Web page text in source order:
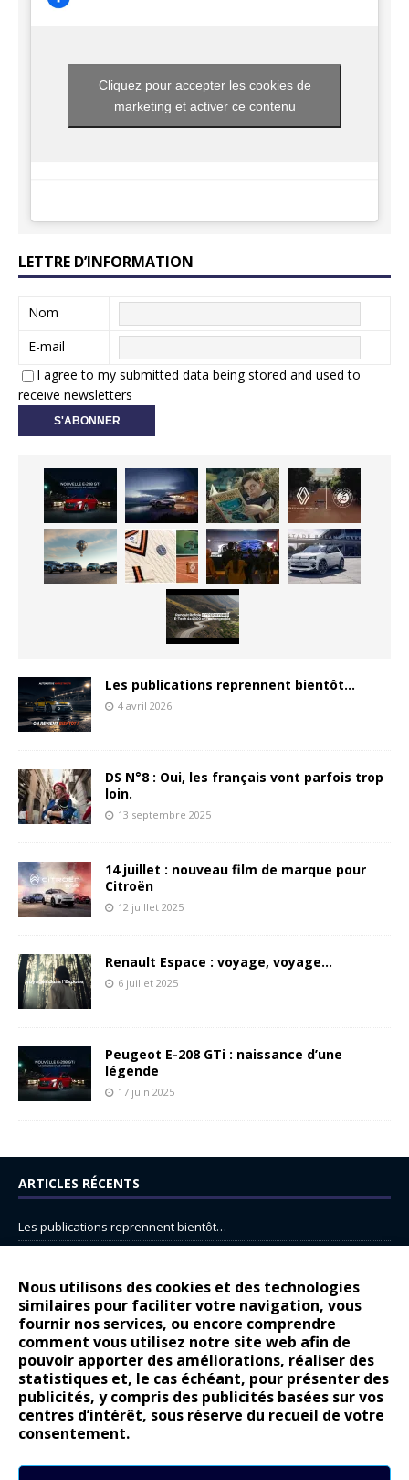
Nous utilisons des cookies et des technologies
similaires pour faciliter votre navigation, vous
fournir nos services, ou encore comprendre
comment vous utilisez notre site web afin de
pouvoir apporter des améliorations, réaliser des
statistiques et, le cas échéant, pour présenter des
publicités, y compris des publicités basées sur vos
centres d’intérêt, sous réserve du recueil de votre
consentement.
Cliquez pour accepter les cookies de
marketing et activer ce contenu
LETTRE D’INFORMATION
Nom
E-mail
I agree to my submitted data being stored and used to
receive newsletters
Les publications reprennent bientôt…
4 avril 2026
DS N°8 : Oui, les français vont parfois trop
loin.
13 septembre 2025
14 juillet : nouveau film de marque pour
Citroën
12 juillet 2025
Renault Espace : voyage, voyage…
6 juillet 2025
Peugeot E-208 GTi : naissance d’une
légende
17 juin 2025
ARTICLES RÉCENTS
Les publications reprennent bientôt…
14 juillet : nouveau film de marque pour Citroën
Renault Espace : voyage, voyage…
Peugeot E-208 GTi : naissance d’une légende
COMMENTAIRES RÉCENTS
Bernard DardartdansDacia Sandero : pour les gens vrais